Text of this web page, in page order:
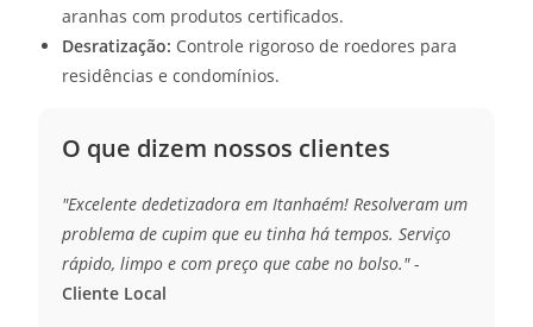
aranhas com produtos certificados.
Desratização: Controle rigoroso de roedores para
residências e condomínios.
O que dizem nossos clientes
"Excelente dedetizadora em Itanhaém! Resolveram um
problema de cupim que eu tinha há tempos. Serviço
rápido, limpo e com preço que cabe no bolso."-
Cliente Local